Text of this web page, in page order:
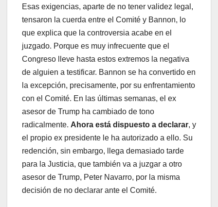
Esas exigencias, aparte de no tener validez legal,
tensaron la cuerda entre el Comité y Bannon, lo
que explica que la controversia acabe en el
juzgado. Porque es muy infrecuente que el
Congreso lleve hasta estos extremos la negativa
de alguien a testificar. Bannon se ha convertido en
la excepción, precisamente, por su enfrentamiento
con el Comité. En las últimas semanas, el ex
asesor de Trump ha cambiado de tono
radicalmente. Ahora está dispuesto a declarar, y
el propio ex presidente le ha autorizado a ello. Su
redención, sin embargo, llega demasiado tarde
para la Justicia, que también va a juzgar a otro
asesor de Trump, Peter Navarro, por la misma
decisión de no declarar ante el Comité.